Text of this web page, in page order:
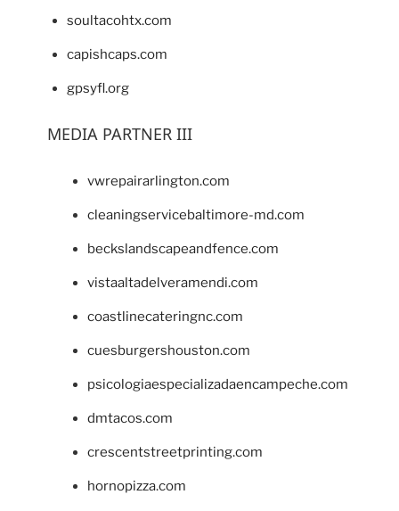
soultacohtx.com
capishcaps.com
gpsyfl.org
MEDIA PARTNER III
vwrepairarlington.com
cleaningservicebaltimore-md.com
beckslandscapeandfence.com
vistaaltadelveramendi.com
coastlinecateringnc.com
cuesburgershouston.com
psicologiaespecializadaencampeche.com
dmtacos.com
crescentstreetprinting.com
hornopizza.com